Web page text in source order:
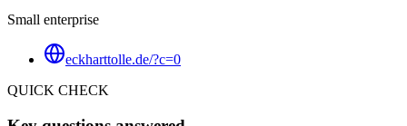
Small enterprise
eckharttolle.de/?c=0
QUICK CHECK